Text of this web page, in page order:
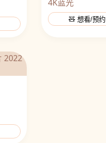
4K蓝光
🧸 想看/预约